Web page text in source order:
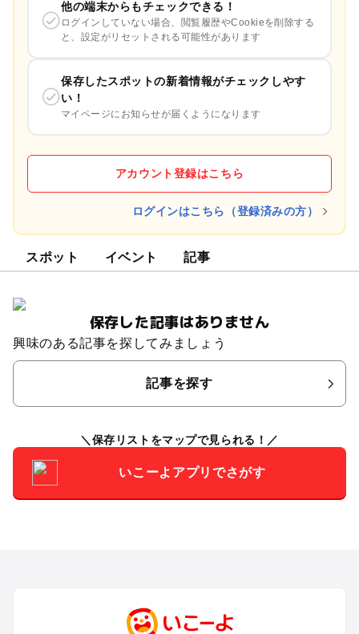
他の端末からもチェックできる！
ログインしていない場合、閲覧履歴やCookieを削除する
と、設定がリセットされる可能性があります
保存したスポットの新着情報がチェックしやす
い！
マイページにお知らせが届くようになります
アカウント登録はこちら
ログインはこちら（登録済みの方）
スポット イベント 記事
保存した記事はありません
興味のある記事を探してみましょう
記事を探す
保存リストをマップで見られる！
いこーよアプリでさがす